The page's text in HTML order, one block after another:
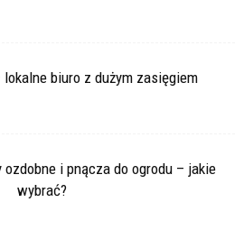
biuro z dużym zasięgiem
i pnącza do ogrodu – jakie
wybrać?